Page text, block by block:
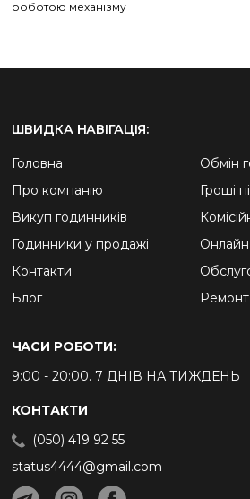
роботою механізму
ШВИДКА НАВІГАЦІЯ:
Головна
Про компанію
Викуп годинників
Годинники у продажі
Контакти
Блог
Обмін
Гроші
Онлайн
Ремонт
ЧАСИ РОБОТИ:
9:00 - 20:00. 7 ДНІВ НА ТИЖДЕНЬ
КОНТАКТИ
(050) 419 92 55
status4444@gmail.com